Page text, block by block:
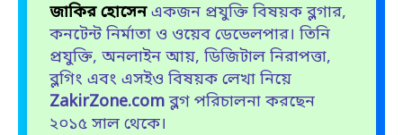
জাকির হোসেনএকজন প্রযুক্তি বিষয়ক ব্লগার,
কনটেন্ট নির্মাতা ও ওয়েব ডেভেলপার। তিনি
প্রযুক্তি, অনলাইন আয়, ডিজিটাল নিরাপত্তা,
ব্লগিং এবং এসইও বিষয়ক লেখা নিয়ে
ZakirZone.comব্লগ পরিচালনা করছেন
২০১৫ সাল থেকে।